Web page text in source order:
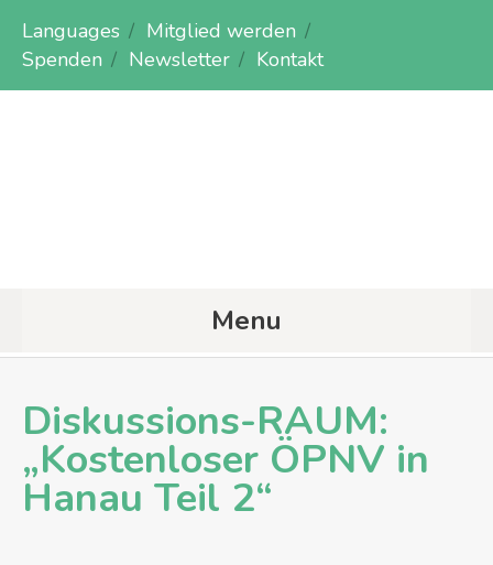
Languages
Mitglied werden
Spenden
Newsletter Kontakt
Menu
Diskussions-RAUM:
„Kostenloser ÖPNV in
Hanau Teil 2“